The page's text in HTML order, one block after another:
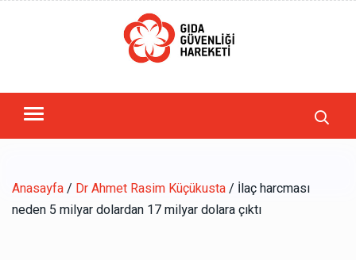
Anasayfa/ Dr Ahmet Rasim Küçükusta/ İlaç harcması
neden 5 milyar dolardan 17 milyar dolara çıktı